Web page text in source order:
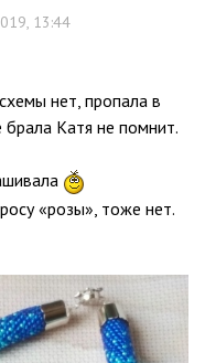
13:44
нет, пропала в
брала Катя не помнит.
«розы», тоже нет.